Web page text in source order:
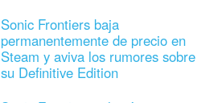
Sonic Frontiers baja
permanentemente de precio en
Steam y aviva los rumores sobre
su Definitive Edition